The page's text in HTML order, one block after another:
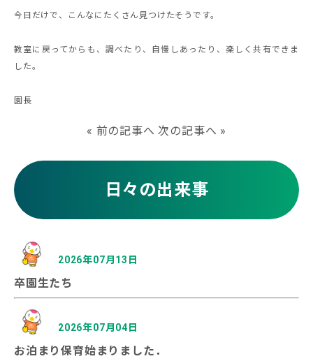
今日だけで、こんなにたくさん見つけたそうです。
教室に戻ってからも、調べたり、自慢しあったり、楽しく共有できま
した。
園長
« 前の記事へ 次の記事へ »
日々の出来事
2026年07月13日
卒園生たち
2026年07月04日
お泊まり保育始まりました．